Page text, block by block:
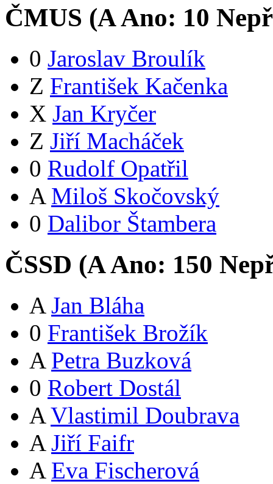
ČMUS (AAno: 10
0 Jaroslav Broulík
Z František Kačenka
X Jan Kryčer
Z Jiří Macháček
0 Rudolf Opatřil
A Miloš Skočovský
0 Dalibor Štambera
ČSSD (AAno: 150
A Jan Bláha
0 František Brožík
A Petra Buzková
0 Robert Dostál
A Vlastimil Doubrava
A Jiří Faifr
A Eva Fischerová